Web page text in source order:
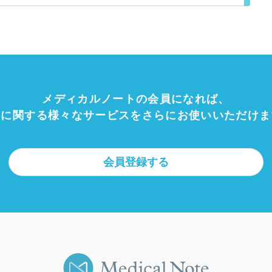
メディカルノートの会員になれば、
関する様々なサービスをさらにお使いいただけ
会員登録する